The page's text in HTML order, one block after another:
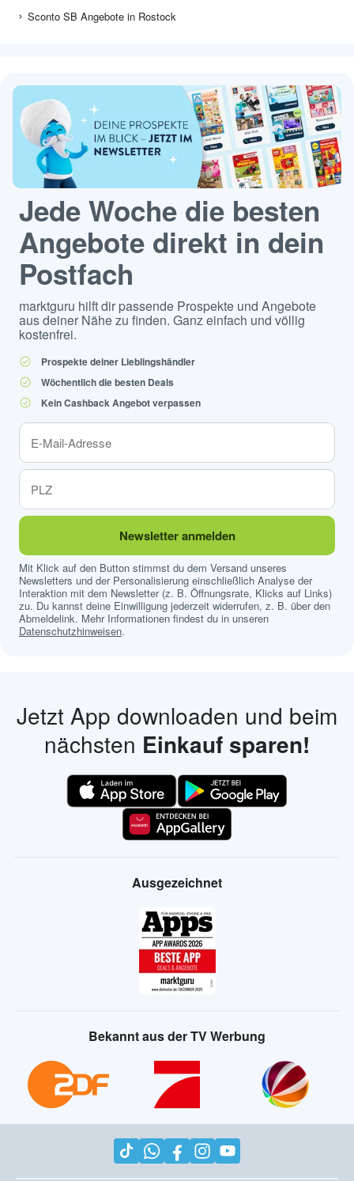
Sconto SB Angebote in Rostock
Jede Woche die besten
Angebote direkt in dein
Postfach
marktguru hilft dir passende Prospekte und Angebote
aus deiner Nähe zu finden. Ganz einfach und völlig
kostenfrei.
Prospekte deiner Lieblingshändler
Wöchentlich die besten Deals
Kein Cashback Angebot verpassen
Newsletter anmelden
Mit Klick auf den Button stimmst du dem Versand unseres
Newsletters und der Personalisierung einschließlich Analyse der
Interaktion mit dem Newsletter (z. B. Öffnungsrate, Klicks auf Links)
zu. Du kannst deine Einwilligung jederzeit widerrufen, z. B. über den
Abmeldelink. Mehr Informationen findest du in unseren
Datenschutzhinweisen.
Jetzt App downloaden und beim
nächsten Einkauf sparen!
Ausgezeichnet
Bekannt aus der TV Werbung